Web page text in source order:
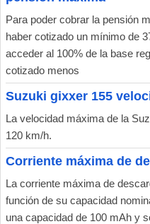
Para poder cobrar la pensión
haber cotizado un mínimo de
acceder al 100% de la base
cotizado menos
Suzuki gixxer 155
La velocidad máxima de la
120 km/h.
Corriente máxima de
La corriente máxima de
función de su capacidad
una capacidad de 100 mAh y